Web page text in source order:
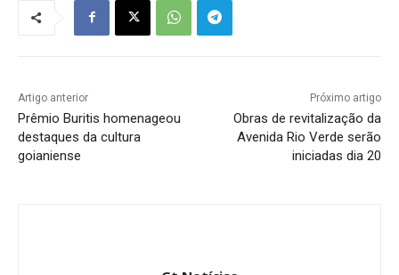
Artigo anterior
Prêmio Buritis homenageou
destaques da cultura
goianiense
Próximo artigo
Obras de revitalização da
Avenida Rio Verde serão
iniciadas dia 20